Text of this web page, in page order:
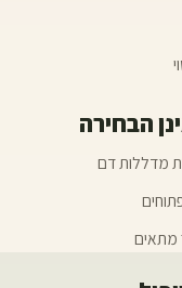
הבחירה
מדללות דם
מתאים